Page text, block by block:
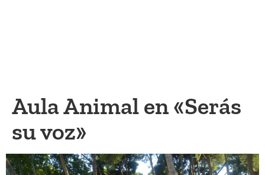
Aula Animal en «Serás
su voz»